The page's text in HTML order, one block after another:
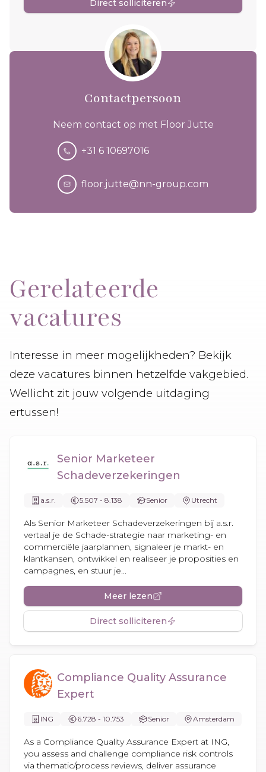
Direct solliciteren
Contactpersoon
Neem contact op met Floor Jutte
+31 6 10697016
floor.jutte@nn-group.com
Gerelateerde
vacatures
Interesse in meer mogelijkheden? Bekijk
deze vacatures binnen hetzelfde vakgebied.
Wellicht zit jouw volgende uitdaging
ertussen!
Senior Marketeer
Schadeverzekeringen
a.s.r. 5.507 - 8.138 Senior Utrecht
Als Senior Marketeer Schadeverzekeringen bij a.s.r.
vertaal je de Schade-strategie naar marketing- en
commerciële jaarplannen, signaleer je markt- en
klantkansen, ontwikkel en realiseer je proposities en
campagnes, en stuur je...
Meer lezen
Direct solliciteren
Compliance Quality Assurance
Expert
ING 6.728 - 10.753 Senior Amsterdam
As a Compliance Quality Assurance Expert at ING,
you assess and challenge compliance risk controls
via thematic/process reviews, deliver assurance